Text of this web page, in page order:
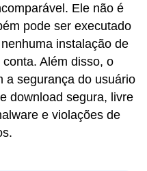
Ele não é
pode ser executado
instalação de
Além disso, o
a segurança do usuário
download segura, livre
e violações de